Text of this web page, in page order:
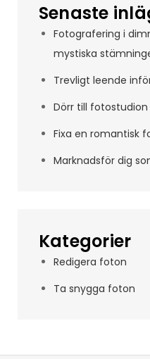
Senaste
Fotografering i
mystiska
Trevligt leende
Dörr till fotostudion
Fixa en romantisk
Marknadsför dig
Kategorier
Redigera foton
Ta snygga foton